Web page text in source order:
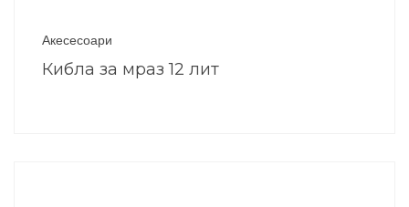
Акесесоари
Кибла за мраз 12 лит